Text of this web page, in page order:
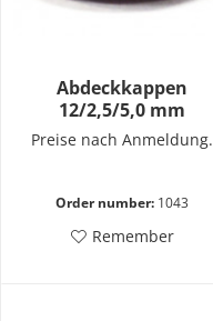
Abdeckkappen
12/2,5/5,0 mm
Preise nach Anmeldung.
Order number: 1043
Remember